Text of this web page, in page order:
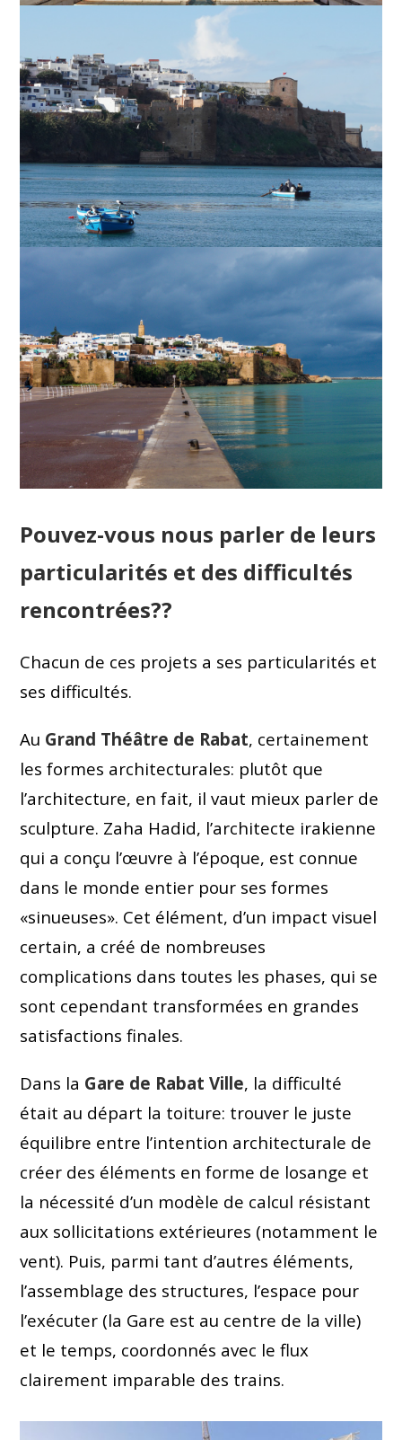
Pouvez-vous nous parler de leurs
particularités et des difficultés
rencontrées??
Chacun de ces projets a ses particularités et
ses difficultés.
Au Grand Théâtre de Rabat, certainement
les formes architecturales: plutôt que
l’architecture, en fait, il vaut mieux parler de
sculpture. Zaha Hadid, l’architecte irakienne
qui a conçu l’œuvre à l’époque, est connue
dans le monde entier pour ses formes
«sinueuses». Cet élément, d’un impact visuel
certain, a créé de nombreuses
complications dans toutes les phases, qui se
sont cependant transformées en grandes
satisfactions finales.
Dans la Gare de Rabat Ville, la difficulté
était au départ la toiture: trouver le juste
équilibre entre l’intention architecturale de
créer des éléments en forme de losange et
la nécessité d’un modèle de calcul résistant
aux sollicitations extérieures (notamment le
vent). Puis, parmi tant d’autres éléments,
l’assemblage des structures, l’espace pour
l’exécuter (la Gare est au centre de la ville)
et le temps, coordonnés avec le flux
clairement imparable des trains.